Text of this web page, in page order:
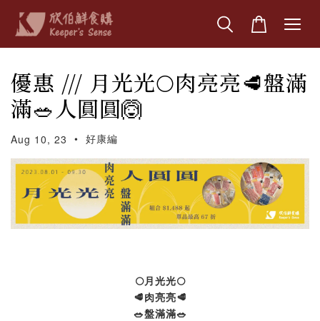
優惠 /// 月光光🌕肉亮亮🥩盤滿
滿🥗人圓圓🙆
Aug 10, 23 • 好康編
🌕月光光🌕
🥩肉亮亮🥩
🥗盤滿滿🥗